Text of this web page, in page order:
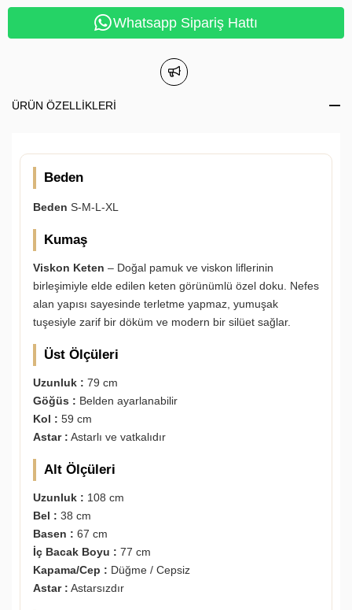
Whatsapp Sipariş Hattı
ÜRÜN ÖZELLIKLERI
Beden
Beden S-M-L-XL
Kumaş
Viskon Keten – Doğal pamuk ve viskon liflerinin
birleşimiyle elde edilen keten görünümlü özel doku. Nefes
alan yapısı sayesinde terletme yapmaz, yumuşak
tuşesiyle zarif bir döküm ve modern bir silüet sağlar.
Üst Ölçüleri
Uzunluk : 79 cm
Göğüs : Belden ayarlanabilir
Kol : 59 cm
Astar : Astarlı ve vatkalıdır
Alt Ölçüleri
Uzunluk : 108 cm
Bel : 38 cm
Basen : 67 cm
İç Bacak Boyu : 77 cm
Kapama/Cep : Düğme / Cepsiz
Astar : Astarsızdır